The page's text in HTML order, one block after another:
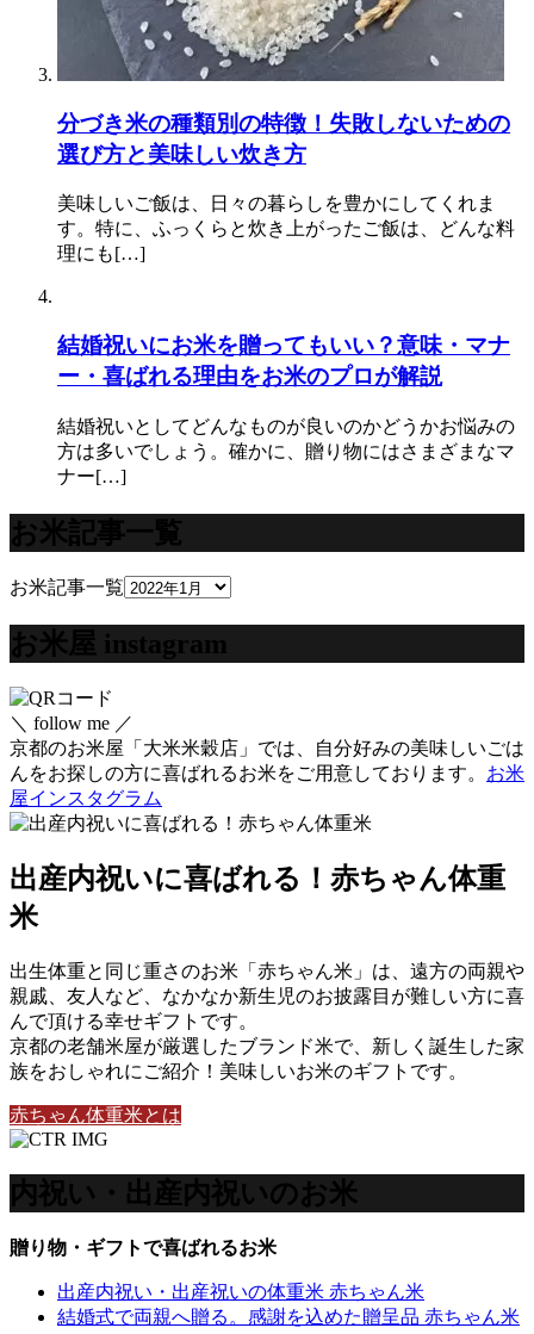
分づき米の種類別の特徴！失敗しないための
選び方と美味しい炊き方
美味しいご飯は、日々の暮らしを豊かにしてくれま
す。特に、ふっくらと炊き上がったご飯は、どんな料
理にも[…]
結婚祝いにお米を贈ってもいい？意味・マナ
ー・喜ばれる理由をお米のプロが解説
結婚祝いとしてどんなものが良いのかどうかお悩みの
方は多いでしょう。確かに、贈り物にはさまざまなマ
ナー[…]
お米記事一覧
お米記事一覧
お米屋 instagram
＼ follow me ／
京都のお米屋「大米米穀店」では、自分好みの美味しいごは
んをお探しの方に喜ばれるお米をご用意しております。 お米
屋インスタグラム
出産内祝いに喜ばれる！赤ちゃん体重
米
出生体重と同じ重さのお米「赤ちゃん米」は、遠方の両親や
親戚、友人など、なかなか新生児のお披露目が難しい方に喜
んで頂ける幸せギフトです。
京都の老舗米屋が厳選したブランド米で、新しく誕生した家
族をおしゃれにご紹介！美味しいお米のギフトです。
赤ちゃん体重米とは
内祝い・出産内祝いのお米
贈り物・ギフトで喜ばれるお米
出産内祝い・出産祝いの体重米 赤ちゃん米
結婚式で両親へ贈る。感謝を込めた贈呈品 赤ちゃん米